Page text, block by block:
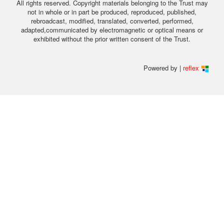
All rights reserved. Copyright materials belonging to the Trust may
not in whole or in part be produced, reproduced, published,
rebroadcast, modified, translated, converted, performed,
adapted,communicated by electromagnetic or optical means or
exhibited without the prior written consent of the Trust.
Powered by | reflex